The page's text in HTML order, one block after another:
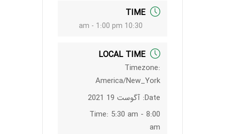
TIME
10:30 am - 1:00 pm
LOCAL TIME
Timezone:
America/New_York
Date: آگوست 19 2021
Time: 5:30 am - 8:00
am